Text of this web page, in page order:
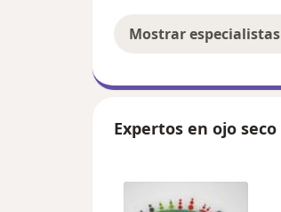
Mostrar especialistas
Expertos en ojo seco